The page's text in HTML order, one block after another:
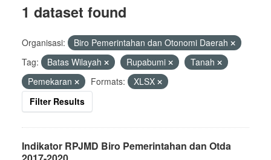
1 dataset found
Organisasi:
Biro Pemerintahan dan Otonomi Daerah
Tag:
Batas Wilayah Rupabumi
Tanah
Pemekaran
Formats:
XLSX
Filter Results
Indikator RPJMD Biro Pemerintahan dan Otda